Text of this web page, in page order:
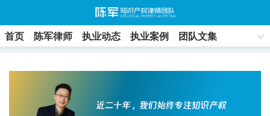
首页 陈军律师 执业动态 执业案例
团队文集